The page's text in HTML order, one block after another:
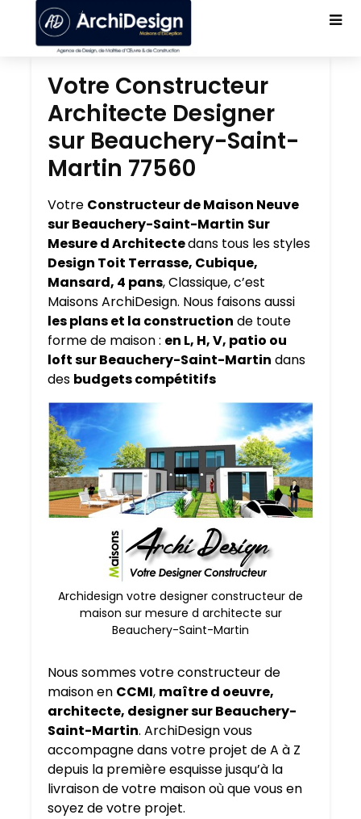
Votre Constructeur
Architecte Designer
sur Beauchery-Saint-
Martin 77560
Votre Constructeur de Maison Neuve
sur Beauchery-Saint-Martin Sur
Mesure d Architectedans tous les styles
Design Toit Terrasse, Cubique,
Mansard, 4 pans, Classique, c’est
Maisons ArchiDesign. Nous faisons aussi
les plans et la construction de toute
forme de maison : en L, H, V, patio ou
loft sur Beauchery-Saint-Martin dans
des budgets compétitifs
Archidesign votre designer constructeur de
maison sur mesure d architecte sur
Beauchery-Saint-Martin
Nous sommes votre constructeur de
maison en CCMI, maître d oeuvre,
architecte, designer sur Beauchery-
Saint-Martin. ArchiDesign vous
accompagne dans votre projet de A à Z
depuis la première esquisse jusqu’à la
livraison de votre maison où que vous en
soyez de votre projet.